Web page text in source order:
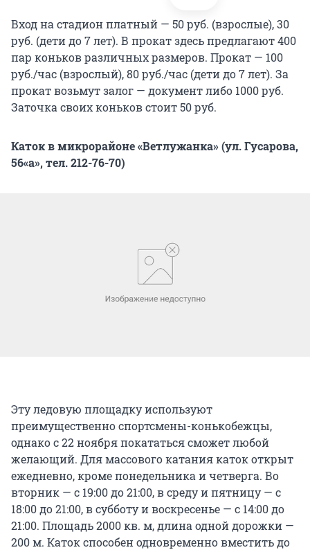
Вход на стадион платный — 50 руб. (взрослые), 30
руб. (дети до 7 лет). В прокат здесь предлагают 400
пар коньков различных размеров. Прокат — 100
руб./час (взрослый), 80 руб./час (дети до 7 лет). За
прокат возьмут залог — документ либо 1000 руб.
Заточка своих коньков стоит 50 руб.
Каток в микрорайоне «Ветлужанка» (ул. Гусарова,
56«а», тел. 212-76-70)
Эту ледовую площадку используют
преимущественно спортсмены-конькобежцы,
однако с 22 ноября покататься сможет любой
желающий. Для массового катания каток открыт
ежедневно, кроме понедельника и четверга. Во
вторник — с 19:00 до 21:00, в среду и пятницу — с
18:00 до 21:00, в субботу и воскресенье — с 14:00 до
21:00. Площадь 2000 кв. м, длина одной дорожки —
200 м. Каток способен одновременно вместить до